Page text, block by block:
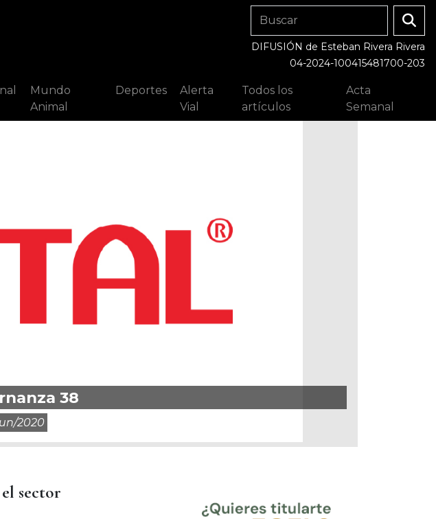
DIFUSIÓN de Esteban Rivera Rivera
04-2024-100415481700-203
Mundo
Animal
Deportes
Alerta
Vial
Todos los
artículos
Acta
Semanal
38
2020
sector